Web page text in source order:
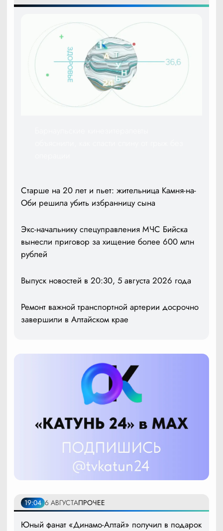
Старше на 20 лет и пьет: жительница Камня-на-
Оби решила убить избранницу сына
Экс-начальнику спецуправления МЧС Бийска
вынесли приговор за хищение более 600 млн
рублей
Выпуск новостей в 20:30, 5 августа 2026 года
Ремонт важной транспортной артерии досрочно
завершили в Алтайском крае
19:04 6 АВГУСТАПРОЧЕЕ
Юный фанат «Динамо-Алтай» получил в подарок